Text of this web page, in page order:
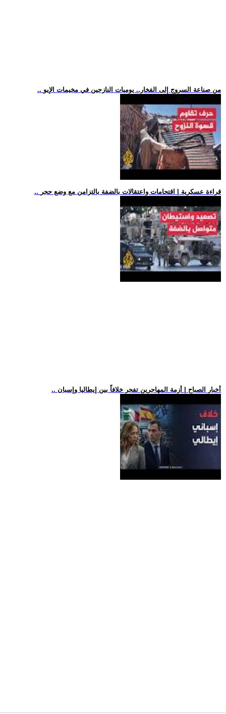
.. من صناعة السروج إلى الفخار.. يوميات النازحين في مخيمات الإيو
.. قراءة عسكرية | اقتحامات واعتقالات بالضفة بالتزامن مع وضع حجر
.. أخبار الصباح | أزمة المهاجرين تفجر خلافاً بين إيطاليا وإسبان